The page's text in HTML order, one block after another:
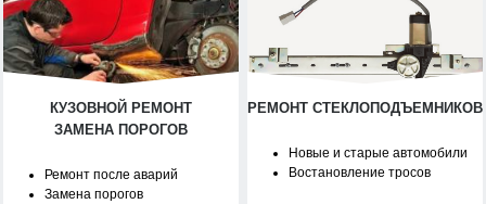
КУЗОВНОЙ РЕМОНТ
ЗАМЕНА ПОРОГОВ
Ремонт после аварий
Замена порогов
РЕМОНТ СТЕКЛОПОДЪЕМНИКОВ
Новые и старые автомобили
Востановление тросов